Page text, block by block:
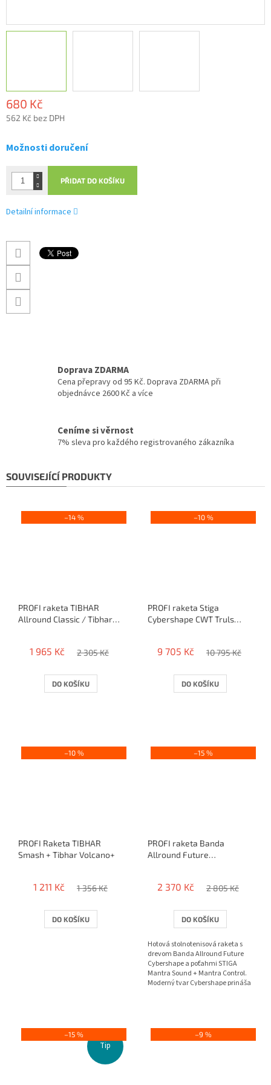
680 Kč
562 Kč bez DPH
cena:
Možnosti doručení
PŘIDAT DO KOŠÍKU
Detailní informace
Doprava ZDARMA
Cena přepravy od 95 Kč. Doprava ZDARMA při
objednávce 2600 Kč a více
Ceníme si věrnost
7% sleva pro každého registrovaného zákazníka
SOUVISEJÍCÍ PRODUKTY
–14 %
PROFI raketa TIBHAR
Allround Classic / Tibhar
1 965 Kč 2 305 Kč
DO KOŠÍKU
–10 %
PROFI raketa Stiga
Cybershape CWT Truls
9 705 Kč 10 795 Kč
DO KOŠÍKU
–10 %
PROFI Raketa TIBHAR
Smash + Tibhar Volcano+
1 211 Kč 1 356 Kč
DO KOŠÍKU
–15 %
PROFI raketa Banda
Allround Future
Control
2 370 Kč 2 805 Kč
DO KOŠÍKU
Hotová stolnotenisová raketa s
drevom Banda Allround Future
Cybershape a poťahmi STIGA
Mantra Sound + Mantra Control.
Moderný tvar Cybershape prináša
Tip
–15 % –9 %